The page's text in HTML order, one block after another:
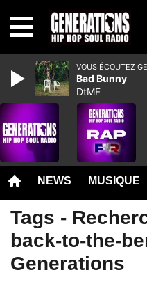
NEWS MUSIQUE
Tags -
back-to-the-
Generations
VOUS ÉCOUTEZ
Bad Bunny
DtMF